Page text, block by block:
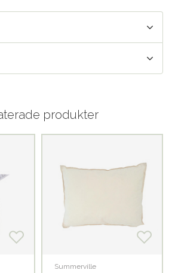
produkter
Summerville